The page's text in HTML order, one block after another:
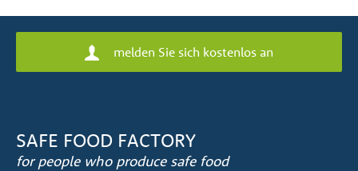
SAFE FOOD FACTORY
for people who produce safe food
melden Sie sich kostenlos an